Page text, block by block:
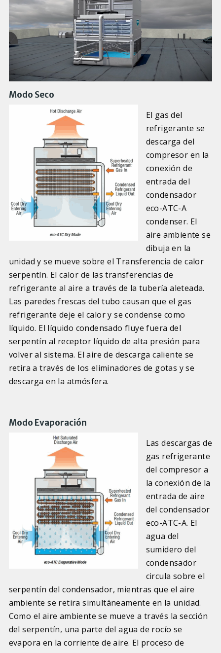
Modo Seco
El gas del
refrigerante se
descarga del
compresor en la
conexión de
entrada del
condensador
eco-ATC-A
condenser. El
aire ambiente se
dibuja en la
unidad y se mueve sobre el Transferencia de calor
serpentín. El calor de las transferencias de
refrigerante al aire a través de la tubería aleteada.
Las paredes frescas del tubo causan que el gas
refrigerante deje el calor y se condense como
líquido. El líquido condensado fluye fuera del
serpentín al receptor líquido de alta presión para
volver al sistema. El aire de descarga caliente se
retira a través de los eliminadores de gotas y se
descarga en la atmósfera.
Modo Evaporación
Las descargas de
gas refrigerante
del compresor a
la conexión de la
entrada de aire
del condensador
eco-ATC-A. El
agua del
sumidero del
condensador
circula sobre el
serpentín del condensador, mientras que el aire
ambiente se retira simultáneamente en la unidad.
Como el aire ambiente se mueve a través la sección
del serpentín, una parte del agua de rocío se
evapora en la corriente de aire. El proceso de